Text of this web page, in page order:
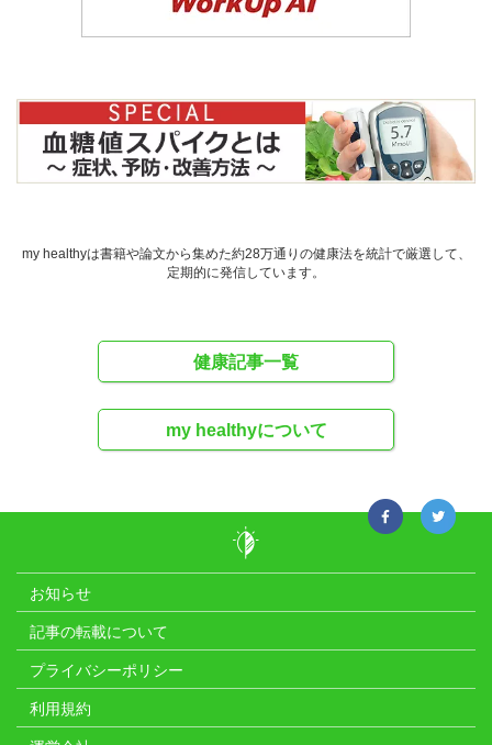
my healthyは書籍や論文から集めた約28万通りの健康法を統計で厳選して、
定期的に発信しています。
健康記事一覧
my healthyについて
お知らせ
記事の転載について
プライバシーポリシー
利用規約